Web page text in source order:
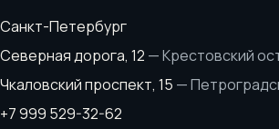
Санкт-Петербург
Северная дорога, 12 —Крестовский
Чкаловский проспект, 15 —
+7 999 529-32-62